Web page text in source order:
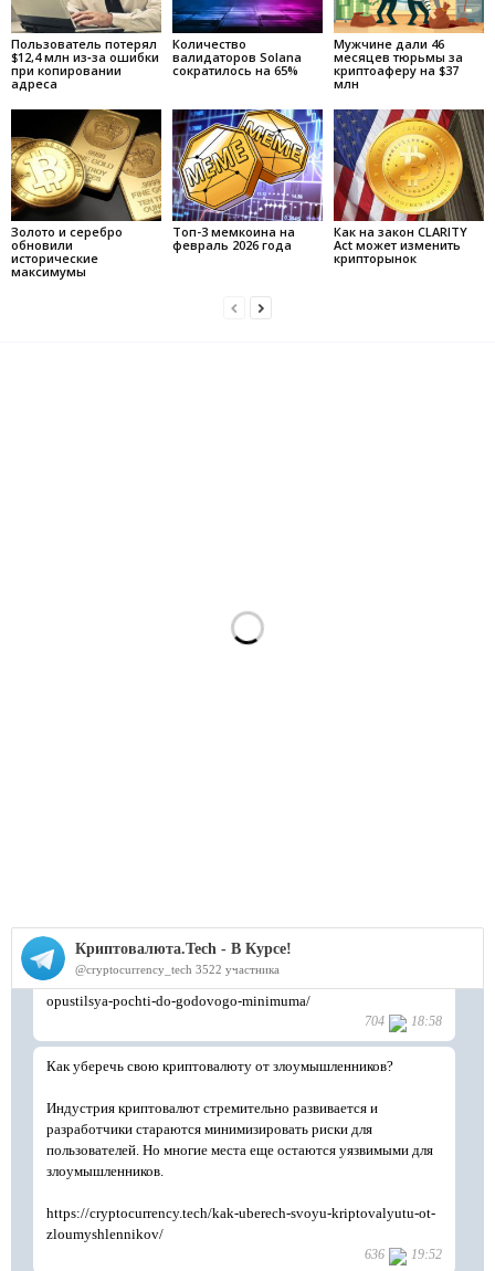
Пользователь потерял
$12,4 млн из‑за ошибки
при копировании
адреса
Количество
валидаторов Solana
сократилось на 65%
Мужчине дали 46
месяцев тюрьмы за
криптоаферу на $37
млн
Золото и серебро
обновили
исторические
максимумы
Топ-3 мемкоина на
февраль 2026 года
Как на закон CLARITY
Act может изменить
крипторынок